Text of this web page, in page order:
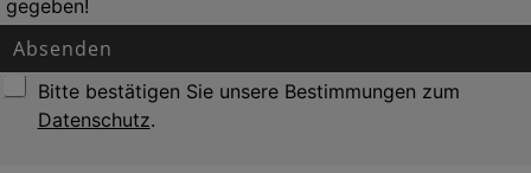
gegeben!
Absenden
Bitte bestätigen Sie unsere Bestimmungen zum
Datenschutz.